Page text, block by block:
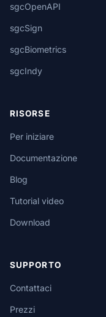
sgcOpenAPI
sgcSign
sgcBiometrics
sgcIndy
RISORSE
Per iniziare
Documentazione
Blog
Tutorial video
Download
SUPPORTO
Contattaci
Prezzi